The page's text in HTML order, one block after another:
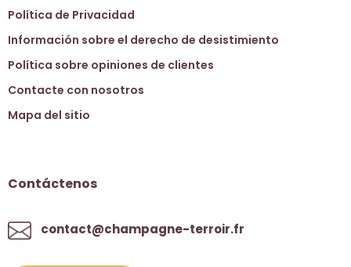
Política de Privacidad
Información sobre el derecho de desistimiento
Política sobre opiniones de clientes
Contacte con nosotros
Mapa del sitio
Contáctenos
contact@champagne-terroir.fr